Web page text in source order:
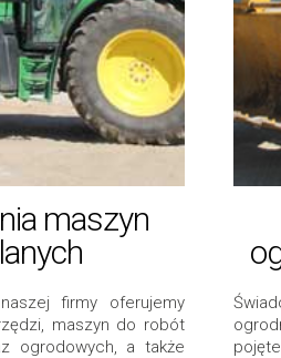
maszyn
firmy oferujemy
maszyn do robót
ogrodowych, a także